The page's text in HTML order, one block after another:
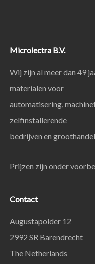
Microlectra B.V.
Wij zijn al meer dan 49
materialen voor
automatisering,
zelfinstallerende
bedrijven en
Prijzen zijn onder
Contact
Augustapolder 12
2992 SR Barendrecht
The Netherlands